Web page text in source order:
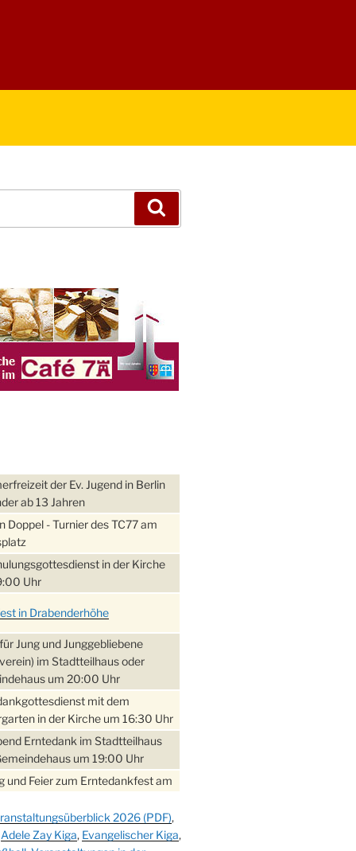
der Ev. Jugend in Berlin
ab 13 Jahren
Doppel - Turnier des TC77 am
in der Kirche
Uhr
in Drabenderhöhe
Jung und Junggebliebene
im Stadtteilhaus oder
um 20:00 Uhr
mit dem
in der Kirche um 16:30 Uhr
Erntedank im Stadtteilhaus
um 19:00 Uhr
und Feier zum Erntedankfest am
im Stadtteilhaus2026 (PDF),
Adele Zay Kiga, Evangelischer Kiga,